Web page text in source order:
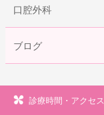
口腔外科
ブログ
診療時間・アクセス